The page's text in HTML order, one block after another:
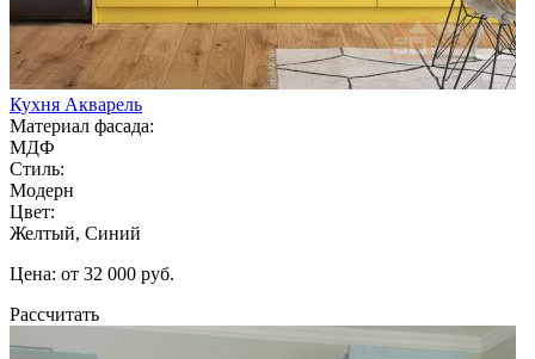
Кухня Акварель
Материал фасада:
МДФ
Стиль:
Модерн
Цвет:
Желтый, Синий
Цена: от 32 000 руб.
Рассчитать